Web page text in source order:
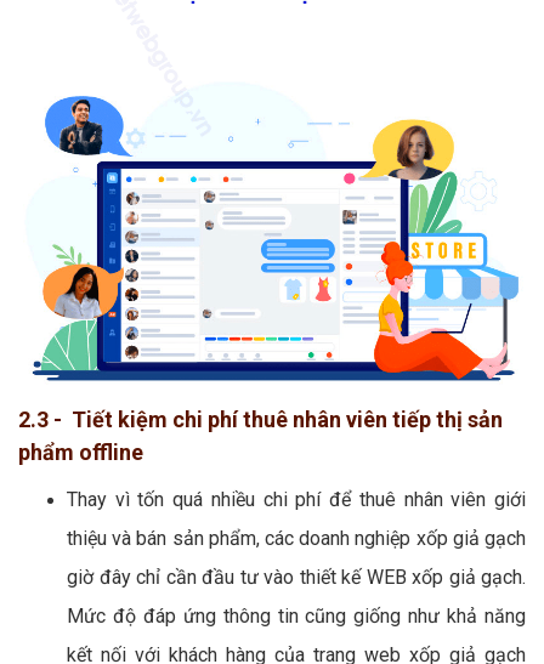
2.3 - Tiết kiệm chi phí thuê nhân viên tiếp thị sản
phẩm offline
Thay vì tốn quá nhiều chi phí để thuê nhân viên giới
thiệu và bán sản phẩm, các doanh nghiệp xốp giả gạch
giờ đây chỉ cần đầu tư vào thiết kế WEB xốp giả gạch.
Mức độ đáp ứng thông tin cũng giống như khả năng
kết nối với khách hàng của trang web xốp giả gạch